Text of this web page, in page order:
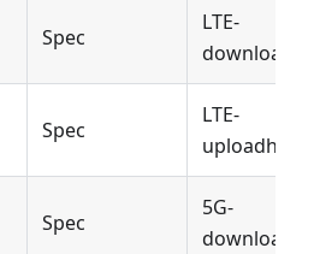
Spec
LTE-
Spec
LTE-
Spec
5G-